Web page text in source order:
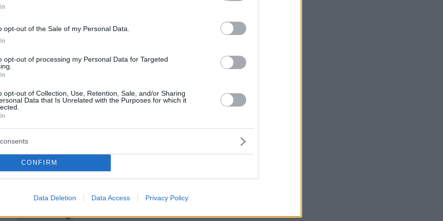
opt-out of the Sale of my Personal Data.
opt-out of processing my Personal Data for Targeted
opt-out of Collection, Use, Retention, Sale, and/or Sharing
Data that Is Unrelated with the Purposes for which it
CONFIRM
Data Deletion Data Access Privacy Policy
να αποχωρήσουν από την ηγετική θέση
οικογένειας και αργότερα μετακόμισαν στην
Καλιφόρνια τον Μάρτιο, πράγμα που σημαίνει
το Πάσχα με τους υπόλοιπους.
protothema.gr στο Google News
από την Ελλάδα και τον Κόσμο, τη στιγμή
στοProtothema.gr